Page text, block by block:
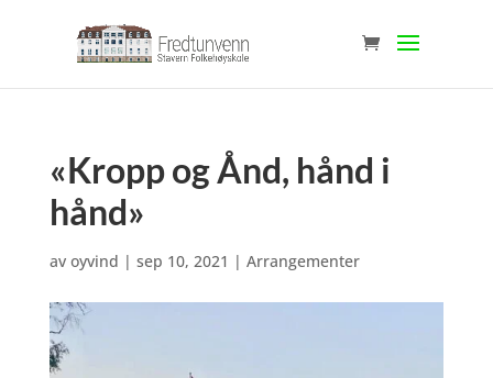
«Kropp og Ånd, hånd i
hånd»
av oyvind | sep 10, 2021 | Arrangementer